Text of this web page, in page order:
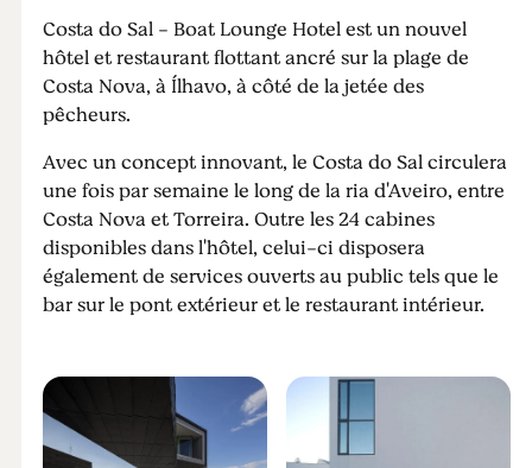
Costa do Sal - Boat Lounge Hotel est un nouvel
hôtel et restaurant flottant ancré sur la plage de
Costa Nova, à Ílhavo, à côté de la jetée des
pêcheurs.
Avec un concept innovant, le Costa do Sal circulera
une fois par semaine le long de la ria d'Aveiro, entre
Costa Nova et Torreira. Outre les 24 cabines
disponibles dans l'hôtel, celui-ci disposera
également de services ouverts au public tels que le
bar sur le pont extérieur et le restaurant intérieur.